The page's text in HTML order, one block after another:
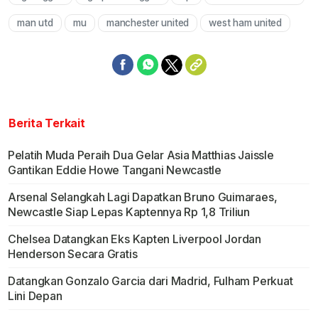
man utd mu manchester united west ham united
Berita Terkait
Pelatih Muda Peraih Dua Gelar Asia Matthias Jaissle
Gantikan Eddie Howe Tangani Newcastle
Arsenal Selangkah Lagi Dapatkan Bruno Guimaraes,
Newcastle Siap Lepas Kaptennya Rp 1,8 Triliun
Chelsea Datangkan Eks Kapten Liverpool Jordan
Henderson Secara Gratis
Datangkan Gonzalo Garcia dari Madrid, Fulham Perkuat
Lini Depan